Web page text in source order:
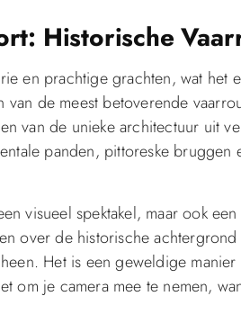
Historische
en prachtige grachten, wat het
de meest betoverende
van de unieke architectuur uit
panden, pittoreske bruggen
visueel spektakel, maar ook
over de historische
Het is een geweldige
om je camera mee te nemen,